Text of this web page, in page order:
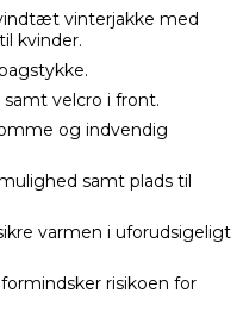
vinterjakke med
kvinder.
velcro i front.
og indvendig
samt plads til
varmen i uforudsigeligt
risikoen for